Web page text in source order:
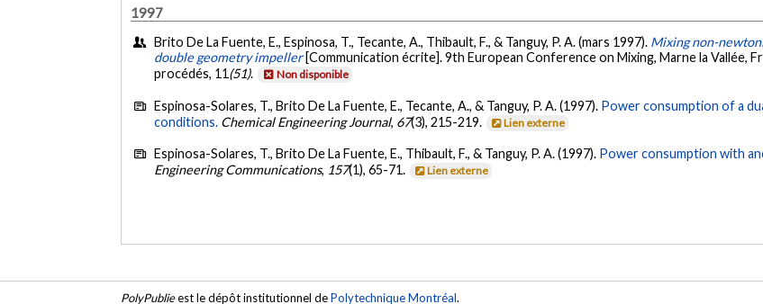
1997
Brito De La Fuente, E., Espinosa, T., Tecante, A., Thibault, F., & Tanguy, P. A. (mars 1997). Mixing non-
double geometry impeller [Communication écrite]. 9th European Conference on Mixing, Marne la Vallée,
procédés, 11(51). Non disponible
Espinosa-Solares, T., Brito De La Fuente, E., Tecante, A., & Tanguy, P. A. (1997). Power consumption of a
conditions. Chemical Engineering Journal, 67(3), 215-219. Lien externe
Espinosa-Solares, T., Brito De La Fuente, E., Thibault, F., & Tanguy, P. A. (1997). Power consumption with
Engineering Communications, 157(1), 65-71. Lien externe
PolyPublieest le dépôt institutionnel dePolytechnique Montréal.